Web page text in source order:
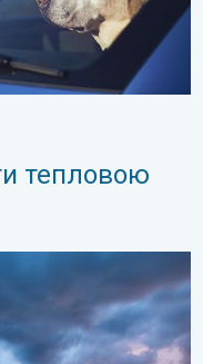
тепловою
погода. Погодна